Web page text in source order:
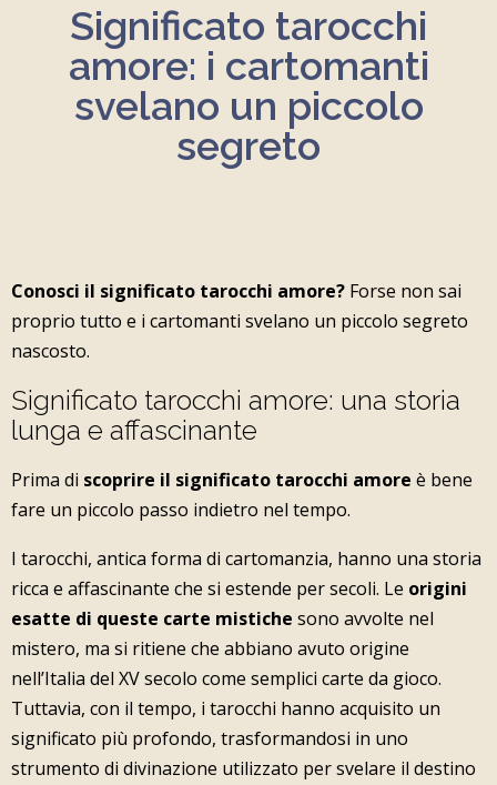
Significato tarocchi
amore: i cartomanti
svelano un piccolo
segreto
Conosci il significato tarocchi amore? Forse non sai
proprio tutto e i cartomanti svelano un piccolo segreto
nascosto.
Significato tarocchi amore: una storia
lunga e affascinante
Prima di scoprire il significato tarocchi amore è bene
fare un piccolo passo indietro nel tempo.
I tarocchi, antica forma di cartomanzia, hanno una storia
ricca e affascinante che si estende per secoli. Le origini
esatte di queste carte mistiche sono avvolte nel
mistero, ma si ritiene che abbiano avuto origine
nell’Italia del XV secolo come semplici carte da gioco.
Tuttavia, con il tempo, i tarocchi hanno acquisito un
significato più profondo, trasformandosi in uno
strumento di divinazione utilizzato per svelare il destino